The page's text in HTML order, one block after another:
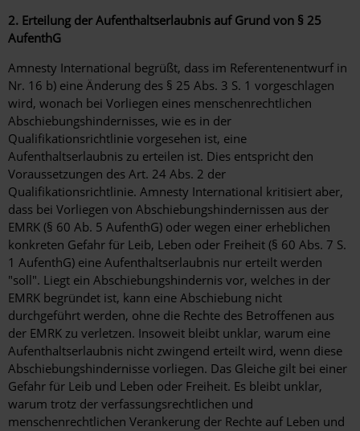
2. Erteilung der Aufenthaltserlaubnis auf Grund von § 25
AufenthG
Amnesty International begrüßt, dass im Referentenentwurf in
Nr. 16 b) eine Änderung des § 25 Abs. 3 S. 1 vorgeschlagen
wird, wonach bei Vorliegen eines menschenrechtlichen
Abschiebungshindernisses, wie es in der
Qualifikationsrichtlinie vorgesehen ist, eine
Aufenthaltserlaubnis zu erteilen ist. Dies entspricht den
Voraussetzungen des Art. 24 Abs. 2 der
Qualifikationsrichtlinie. Amnesty International kritisiert aber,
dass bei Vorliegen von Abschiebungshindernissen aus der
EMRK (§ 60 Ab. 5 AufenthG) oder wegen einer erheblichen
konkreten Gefahr für Leib, Leben oder Freiheit (§ 60 Abs. 7 S.
1 AufenthG) eine Aufenthaltserlaubnis nur erteilt werden
"soll". Liegt ein Abschiebungshindernis vor, welches in der
EMRK begründet ist, kann eine Abschiebung nicht
durchgeführt werden, ohne die Rechte des Betroffenen aus
der EMRK zu verletzen. Insoweit bleibt unklar, warum eine
Aufenthaltserlaubnis nicht zwingend erteilt wird, wenn diese
Abschiebungshindernisse vorliegen. Das Gleiche gilt bei einer
Gefahr für Leib und Leben oder Freiheit. Es bleibt unklar,
warum trotz der verfassungsrechtlichen und
menschenrechtlichen Verankerung der Rechte auf Leben und